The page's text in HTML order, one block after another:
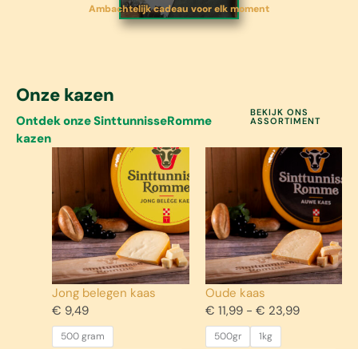
Ambachtelijk cadeau voor elk moment
Onze kazen
Ontdek onze SinttunnisseRomme
kazen
BEKIJK ONS
ASSORTIMENT
Jong belegen kaas
€ 9,49
500 gram
Oude kaas
€ 11,99 - € 23,99
500gr 1kg